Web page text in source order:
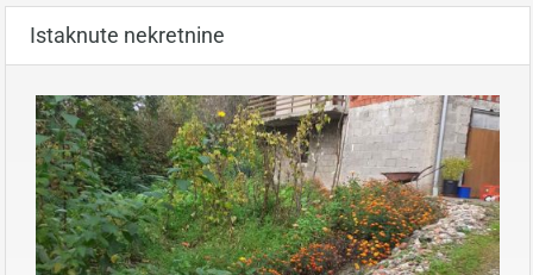
Istaknute nekretnine